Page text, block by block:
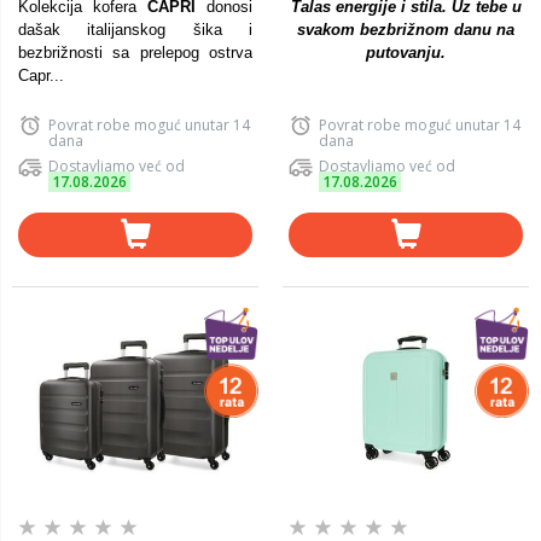
Kolekcija kofera CAPRI donosi
dašak italijanskog šika i
bezbrižnosti sa prelepog ostrva
Capr...
Povrat robe moguć unutar 14
dana
Dostavljamo već od
17.08.2026
Talas energije i stila. Uz tebe u
svakom bezbrižnom danu na
putovanju.
Povrat robe moguć unutar 14
dana
Dostavljamo već od
17.08.2026